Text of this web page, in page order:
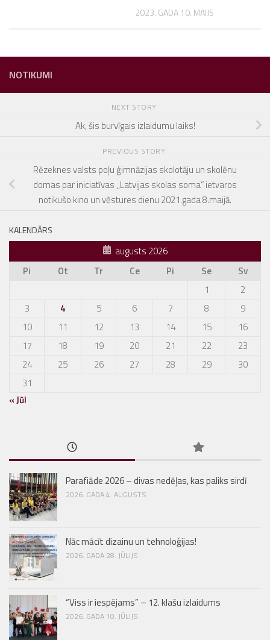
2023. GADA 10. MAIJS
NOTIKUMI
NEXT STORY
Ak, šis burvīgais izlaidumu laiks!
PREVIOUS STORY
Rēzeknes valsts poļu ģimnāzijas skolotāju un skolēnu
domas par iniciatīvas ,,Latvijas skolas soma” ietvaros
notikušo kino un vēstures dienu 2021.gada 8.maijā.
KALENDĀRS
augusts 2026
Pi
Ot Tr Ce Pi Se
Sv
1
2
3
4 5 6 7 8
9
10
11 12 13 14 15
16
17
18 19 20 21 22
23
24
25 26 27 28 29
30
31
« Jūl
Parafiāde 2026 – divas nedēļas, kas paliks sirdī
2026. GADA 4. AUGUSTS
Nāc mācīt dizainu un tehnoloģijas!
2026. GADA 28. JŪLIJS
“Viss ir iespējams” – 12. klašu izlaidums
2026. GADA 10. JŪLIJS